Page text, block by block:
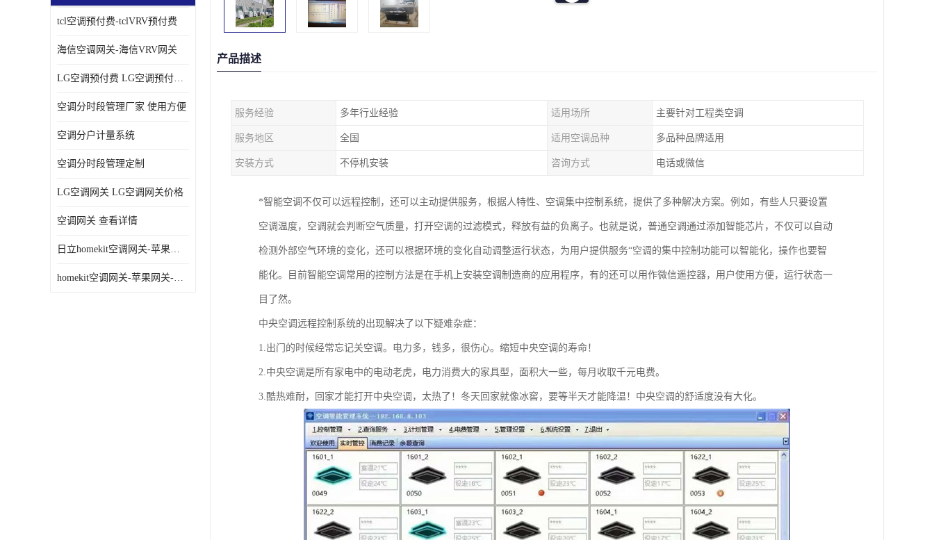
tcl空调预付费-tclVRV预付费
海信空调网关-海信VRV网关
LG空调预付费 LG空调预付费方案
空调分时段管理厂家 使用方便
空调分户计量系统
空调分时段管理定制
LG空调网关 LG空调网关价格
空调网关 查看详情
日立homekit空调网关-苹果网关-homekit空调网关
homekit空调网关-苹果网关-三星homekit空调网关
产品描述
服务经验 多年行业经验 适用场所 主要针对工程类空调
服务地区 全国 适用空调品种 多品种品牌适用
安装方式 不停机安装 咨询方式 电话或微信
*智能空调不仅可以远程控制，还可以主动提供服务，根据人特性、空调集中控制系统，提供了多种解决方案。例如，有些人只要设置
空调温度，空调就会判断空气质量，打开空调的过滤模式，释放有益的负离子。也就是说，普通空调通过添加智能芯片，不仅可以自动
检测外部空气环境的变化，还可以根据环境的变化自动调整运行状态，为用户提供服务“空调的集中控制功能可以智能化，操作也要智
能化。目前智能空调常用的控制方法是在手机上安装空调制造商的应用程序，有的还可以用作微信遥控器，用户使用方便，运行状态一
目了然。
中央空调远程控制系统的出现解决了以下疑难杂症：
1.出门的时候经常忘记关空调。电力多，钱多，很伤心。缩短中央空调的寿命！
2.中央空调是所有家电中的电动老虎，电力消费大的家具型，面积大一些，每月收取千元电费。
3.酷热难耐，回家才能打开中央空调，太热了！冬天回家就像冰窖，要等半天才能降温！中央空调的舒适度没有大化。